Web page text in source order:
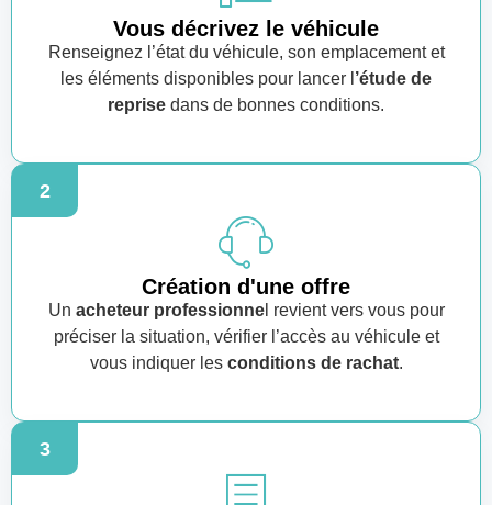
Vous décrivez le véhicule
Renseignez l’état du véhicule, son emplacement et
les éléments disponibles pour lancer l ’étude de
reprise dans de bonnes conditions.
2
Création d'une offre
Un acheteur professionnel revient vers vous pour
préciser la situation, vérifier l’accès au véhicule et
vous indiquer les conditions de rachat.
3